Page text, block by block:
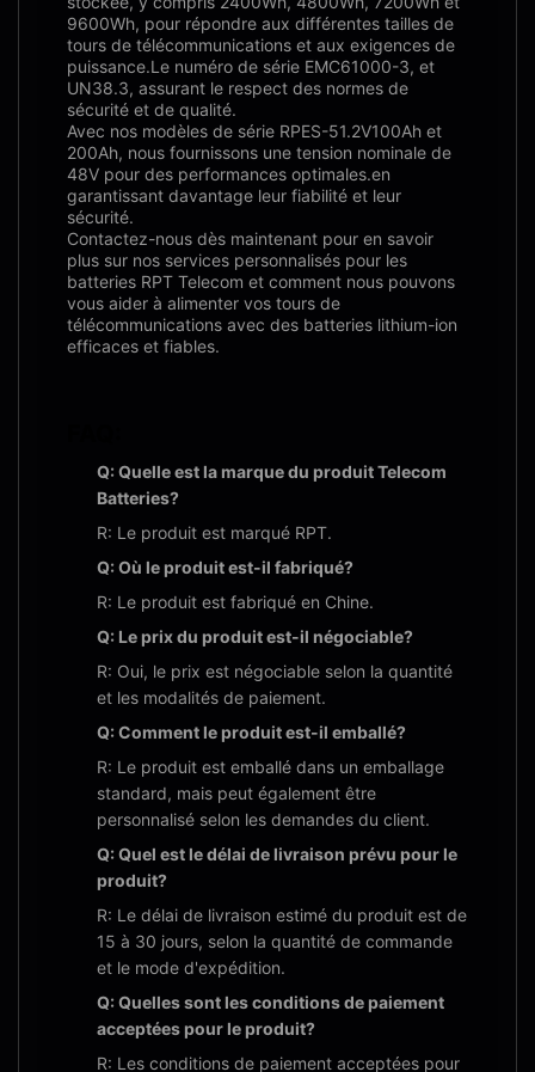
9600Wh, pour répondre aux différentes tailles de
tours de télécommunications et aux exigences de
puissance.Le numéro de série EMC61000-3, et
UN38.3, assurant le respect des normes de
sécurité et de qualité.
Avec nos modèles de série RPES-51.2V100Ah et
200Ah, nous fournissons une tension nominale de
48V pour des performances optimales.en
garantissant davantage leur fiabilité et leur
sécurité.
Contactez-nous dès maintenant pour en savoir
plus sur nos services personnalisés pour les
batteries RPT Telecom et comment nous pouvons
vous aider à alimenter vos tours de
télécommunications avec des batteries lithium-ion
efficaces et fiables.
Q: Quelle est la marque du produit Telecom
Batteries?
R: Le produit est marqué RPT.
Q: Où le produit est-il fabriqué?
R: Le produit est fabriqué en Chine.
Q: Le prix du produit est-il négociable?
R: Oui, le prix est négociable selon la quantité
et les modalités de paiement.
Q: Comment le produit est-il emballé?
R: Le produit est emballé dans un emballage
standard, mais peut également être
personnalisé selon les demandes du client.
Q: Quel est le délai de livraison prévu pour le
produit?
R: Le délai de livraison estimé du produit est de
15 à 30 jours, selon la quantité de commande
et le mode d'expédition.
Q: Quelles sont les conditions de paiement
acceptées pour le produit?
R: Les conditions de paiement acceptées pour